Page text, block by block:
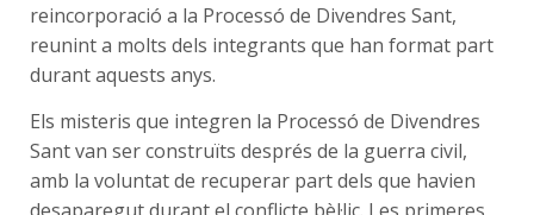
reincorporació a la Processó de Divendres Sant,
reunint a molts dels integrants que han format part
durant aquests anys.
Els misteris que integren la Processó de Divendres
Sant van ser construïts després de la guerra civil,
amb la voluntat de recuperar part dels que havien